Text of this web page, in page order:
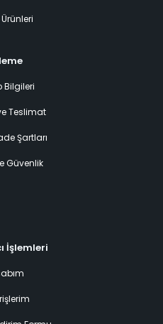
Ürünleri
Bilgileri
Teslimat
Şartları
Güvenlik
İşlemleri